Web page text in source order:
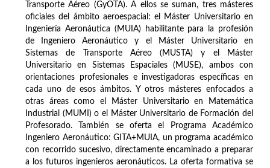
Transporte Aéreo (GyOTA). A ellos se suman, tres másteres
oficiales del ámbito aeroespacial: el Máster Universitario en
Ingeniería Aeronáutica (MUIA) habilitante para la profesión
de Ingeniero Aeronáutico y el Máster Universitario en
Sistemas de Transporte Aéreo (MUSTA) y el Máster
Universitario en Sistemas Espaciales (MUSE), ambos con
orientaciones profesionales e investigadoras específicas en
cada uno de esos ámbitos. Y otros másteres enfocados a
otras áreas como el Máster Universitario en Matemática
Industrial (MUMI) o el Máster Universitario de Formación del
Profesorado. También se oferta el Programa Académico
Ingeniero Aeronáutico: GITA+MUIA, un programa académico
con recorrido sucesivo, directamente encaminado a preparar
a los futuros ingenieros aeronáuticos. La oferta formativa se